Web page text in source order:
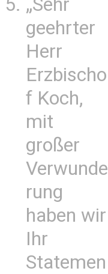
„Sehr
geehrter
Herr
Erzbischo
f Koch,
mit
großer
Verwunde
rung
haben wir
Ihr
Statemen